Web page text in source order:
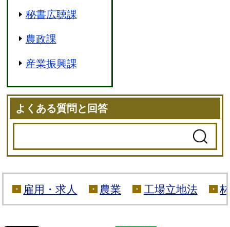
秘書広聴課
農政課
産業振興課
よくある質問と回答
雇用・求人 農業 工場立地法